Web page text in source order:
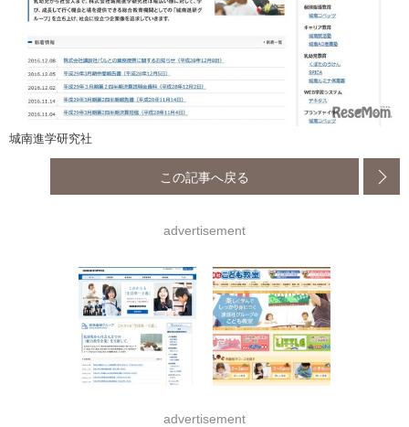
城南進学研究社
この記事へ戻る
advertisement
advertisement